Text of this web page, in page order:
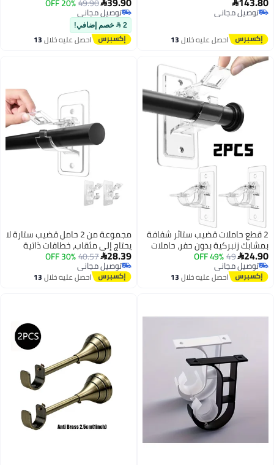
Spring Rod, No Drilling, 7/8"
Closet, Kitchen
توصيل مجاني
توصيل مجاني
احصل عليه خلال13
خطافات قضبان ستائر متعددة
الأغراض، لون أسود، لا تحتاج إلى
مسامير
توصيل مجاني
توصيل مجاني2  خصم إضافي!
احصل عليه خلال13
2 قطع حاملات قضيب ستائر شفافة
بمشابك زنبركية بدون حفر، حاملات
قضيب ستائر لاصقة ذاتية قابلة
للإزالة، مشابك قضيب منشفة مثبتة
على الحائط مقاومة للماء بدون
24.90
49
49% OFF
توصيل مجاني
توصيل مجانياحصل عليه خلال13
اغسطس
مجموعة من 2 حامل قضيب ستارة لا
يحتاج إلى مثقاب، خطافات ذاتية
اللصق، خطافات متعددة الأغراض لا
تحتاج إلى مسامير
28.39
40.57
30% OFF
توصيل مجاني
توصيل مجانياحصل عليه خلال13
اغسطس